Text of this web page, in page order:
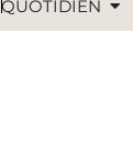
QUOTIDIEN